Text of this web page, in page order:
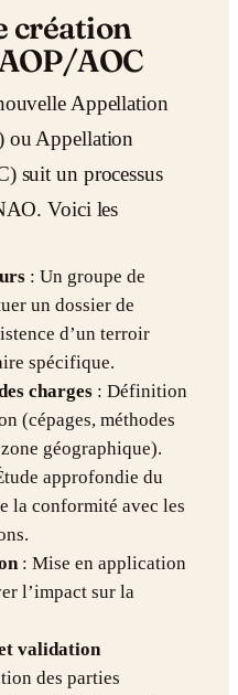
création
AOC
Appellation
ou Appellation
suit un processus
Voici les
: Un groupe de
un dossier de
d’un terroir
spécifique.
charges : Définition
(cépages, méthodes
géographique).
approfondie du
la conformité avec les
: Mise en application
l’impact sur la
validation
des parties